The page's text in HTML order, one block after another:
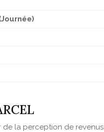
la perception de